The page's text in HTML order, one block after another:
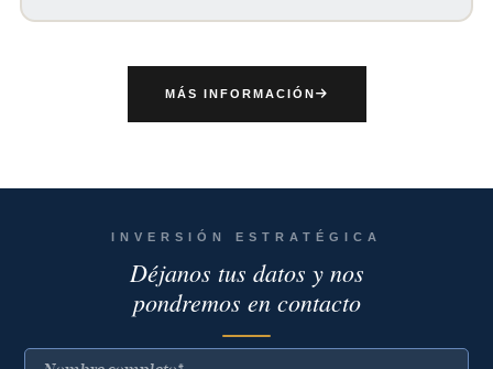
MÁS INFORMACIÓN
INVERSIÓN ESTRATÉGICA
Déjanos tus datos y nos
pondremos en contacto